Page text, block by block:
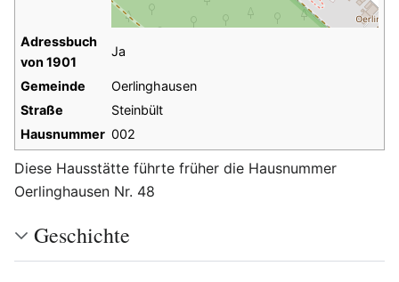
Adressbuch
von 1901
Ja
Gemeinde
Oerlinghausen
Straße
Steinbült
Hausnummer 002
Diese Hausstätte führte früher die Hausnummer
Oerlinghausen Nr. 48
Geschichte